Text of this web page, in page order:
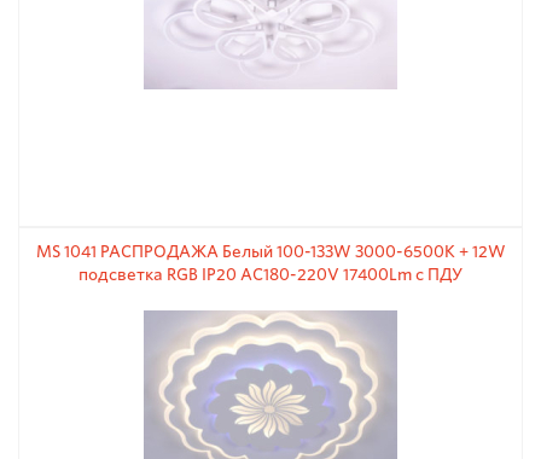
MS 1041 РАСПРОДАЖА Белый 100-133W 3000-6500К + 12W
подсветка RGB IP20 AC180-220V 17400Lm с ПДУ